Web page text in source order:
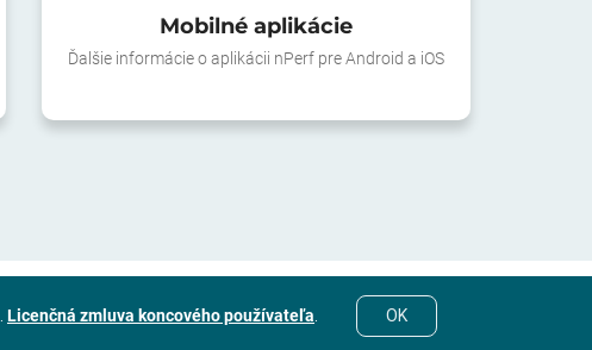
Mobilné aplikácie
Ďalšie informácie o aplikácii nPerf pre Android a iOS
Licenčná zmluva koncového používateľa OK